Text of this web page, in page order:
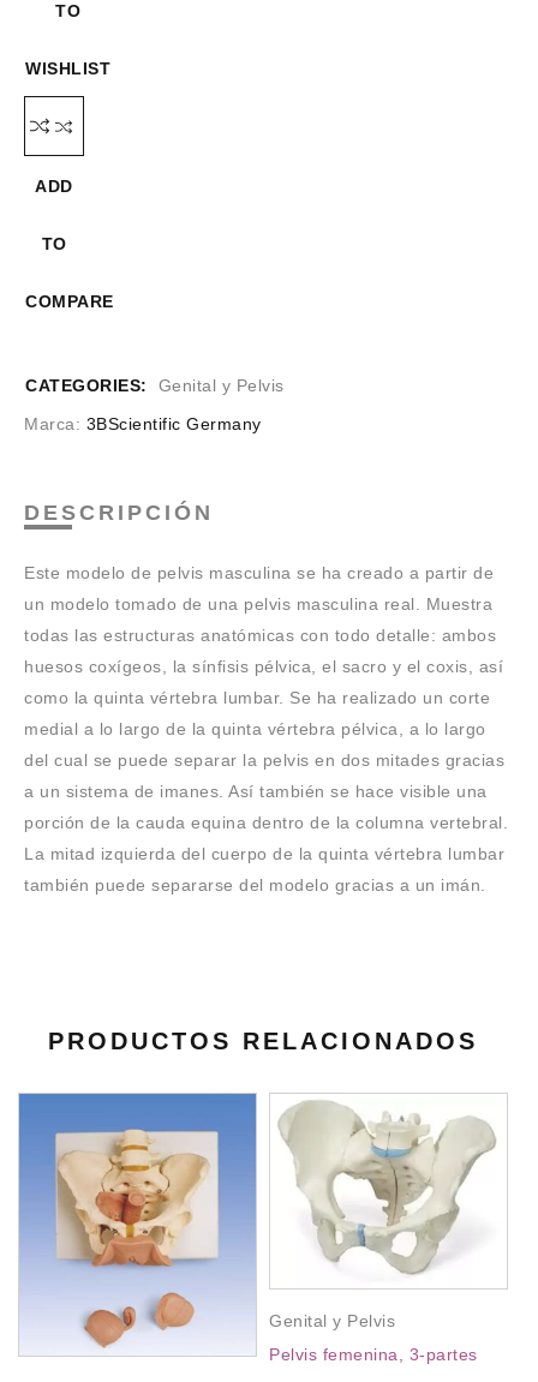
TO
WISHLIST
ADD
TO
COMPARE
CATEGORIES:
Genital y Pelvis
Marca: 3BScientific Germany
DESCRIPCIÓN
Este modelo de pelvis masculina se ha creado a partir de
un modelo tomado de una pelvis masculina real. Muestra
todas las estructuras anatómicas con todo detalle: ambos
huesos coxígeos, la sínfisis pélvica, el sacro y el coxis, así
como la quinta vértebra lumbar. Se ha realizado un corte
medial a lo largo de la quinta vértebra pélvica, a lo largo
del cual se puede separar la pelvis en dos mitades gracias
a un sistema de imanes. Así también se hace visible una
porción de la cauda equina dentro de la columna vertebral.
La mitad izquierda del cuerpo de la quinta vértebra lumbar
también puede separarse del modelo gracias a un imán.
PRODUCTOS RELACIONADOS
Genital y Pelvis
Pelvis femenina, 3-partes